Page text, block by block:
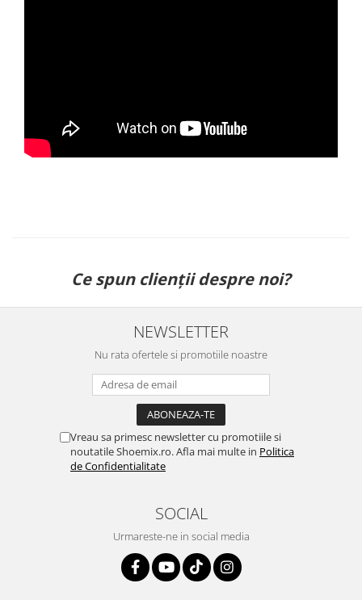
Ce spun clienții despre noi?
NEWSLETTER
Nu rata ofertele si promotiile noastre
Vreau sa primesc newsletter cu promotiile si
noutatile Shoemix.ro. Afla mai multe in Politica
de Confidentialitate
SOCIAL
Urmareste-ne in social media